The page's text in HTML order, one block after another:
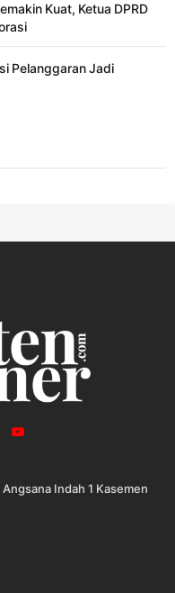
Kuat, Ketua DPRD
Pelanggaran Jadi
YouTube
Indah 1 Kasemen